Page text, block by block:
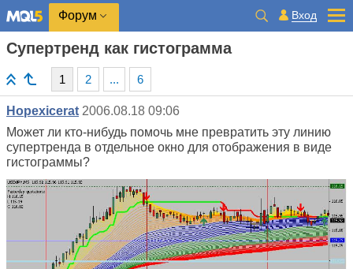
Форум Вход
Супертренд как гистограмма
1 2 ... 6
Hopexicerat 2006.08.18 09:06
Может ли кто-нибудь помочь мне превратить эту линию
супертренда в отдельное окно для отображения в виде
гистограммы?